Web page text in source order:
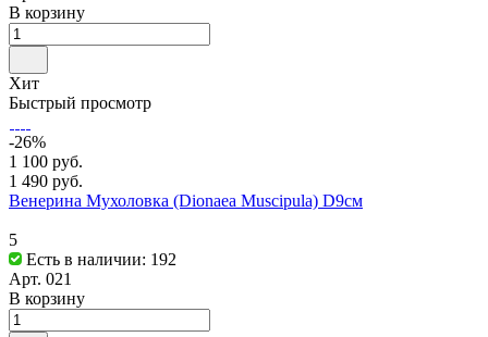
В корзину
Хит
Быстрый просмотр
-26%
1 100 руб.
1 490 руб.
Венерина Мухоловка (Dionaea Muscipula) D9см
5
Есть в наличии: 192
Арт. 021
В корзину